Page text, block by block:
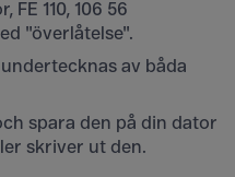
FE 110, 106 56
"överlåtelse".
av båda
spara den på din dator
skriver ut den.